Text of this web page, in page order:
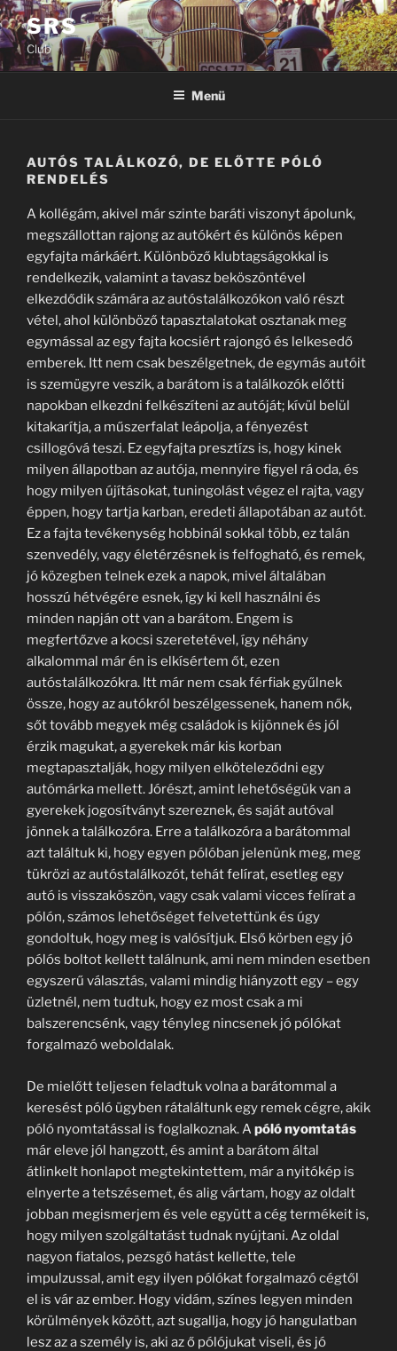
Tartalomhoz
SRS
Club
Menü
AUTÓS TALÁLKOZÓ, DE ELŐTTE PÓLÓ
RENDELÉS
A kollégám, akivel már szinte baráti viszonyt ápolunk,
megszállottan rajong az autókért és különös képen
egyfajta márkáért. Különböző klubtagságokkal is
rendelkezik, valamint a tavasz beköszöntével
elkezdődik számára az autóstalálkozókon való részt
vétel, ahol különböző tapasztalatokat osztanak meg
egymással az egy fajta kocsiért rajongó és lelkesedő
emberek. Itt nem csak beszélgetnek, de egymás autóit
is szemügyre veszik, a barátom is a találkozók előtti
napokban elkezdni felkészíteni az autóját; kívül belül
kitakarítja, a műszerfalat leápolja, a fényezést
csillogóvá teszi. Ez egyfajta presztízs is, hogy kinek
milyen állapotban az autója, mennyire figyel rá oda, és
hogy milyen újításokat, tuningolást végez el rajta, vagy
éppen, hogy tartja karban, eredeti állapotában az autót.
Ez a fajta tevékenység hobbinál sokkal több, ez talán
szenvedély, vagy életérzésnek is felfogható, és remek,
jó közegben telnek ezek a napok, mivel általában
hosszú hétvégére esnek, így ki kell használni és
minden napján ott van a barátom. Engem is
megfertőzve a kocsi szeretetével, így néhány
alkalommal már én is elkísértem őt, ezen
autóstalálkozókra. Itt már nem csak férfiak gyűlnek
össze, hogy az autókról beszélgessenek, hanem nők,
sőt tovább megyek még családok is kijönnek és jól
érzik magukat, a gyerekek már kis korban
megtapasztalják, hogy milyen elköteleződni egy
autómárka mellett. Jórészt, amint lehetőségük van a
gyerekek jogosítványt szereznek, és saját autóval
jönnek a találkozóra. Erre a találkozóra a barátommal
azt találtuk ki, hogy egyen pólóban jelenünk meg, meg
tükrözi az autóstalálkozót, tehát felírat, esetleg egy
autó is visszaköszön, vagy csak valami vicces felírat a
pólón, számos lehetőséget felvetettünk és úgy
gondoltuk, hogy meg is valósítjuk. Első körben egy jó
pólós boltot kellett találnunk, ami nem minden esetben
egyszerű választás, valami mindig hiányzott egy – egy
üzletnél, nem tudtuk, hogy ez most csak a mi
balszerencsénk, vagy tényleg nincsenek jó pólókat
forgalmazó weboldalak.
De mielőtt teljesen feladtuk volna a barátommal a
keresést póló ügyben rátaláltunk egy remek cégre, akik
póló nyomtatással is foglalkoznak. A póló nyomtatás
már eleve jól hangzott, és amint a barátom által
átlinkelt honlapot megtekintettem, már a nyitókép is
elnyerte a tetszésemet, és alig vártam, hogy az oldalt
jobban megismerjem és vele együtt a cég termékeit is,
hogy milyen szolgáltatást tudnak nyújtani. Az oldal
nagyon fiatalos, pezsgő hatást kellette, tele
impulzussal, amit egy ilyen pólókat forgalmazó cégtől
el is vár az ember. Hogy vidám, színes legyen minden
körülmények között, azt sugallja, hogy jó hangulatban
lesz az a személy is, aki az ő pólójukat viseli, és jó